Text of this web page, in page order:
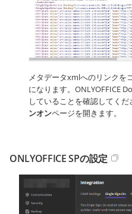
メタデータxmlへのリンクを
になります。ONLYOFFICE
していることを確認してくだ
ンオンページを開きます。
ONLYOFFICE SPの設定